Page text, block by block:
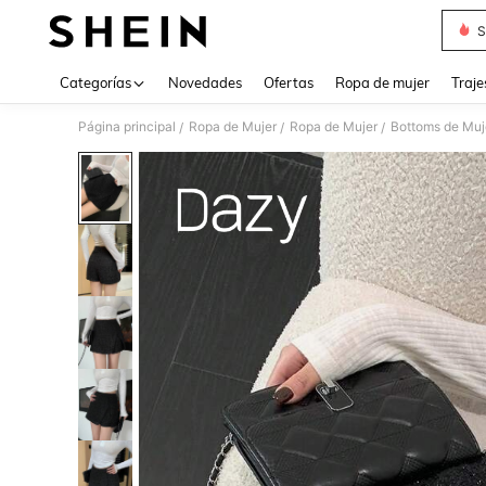
Categorías Novedades Ofertas Ropa de mujer
Página principal / Ropa de Mujer / Ropa de Mujer / Bottoms de